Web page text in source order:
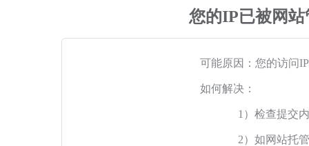
您的IP已被网
可能原因：您的访问
如何解决：
1）检查提交
2）如网站托